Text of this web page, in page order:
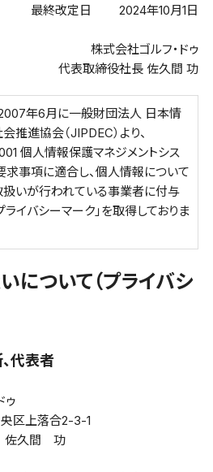
最終改定日 2024年10月1日
株式会社ゴルフ・ドゥ
代表取締役社長 佐久間 功
2007年6月に一般財団法人 日本情
推進協会（JIPDEC）より、
個人情報保護マネジメントシス
求事項に適合し、個人情報について
いが行われている事業者に付与
ライバシーマーク」を取得しておりま
について（プライバシ
代表者
ゥ
央区上落合2-3-1
佐久間 功